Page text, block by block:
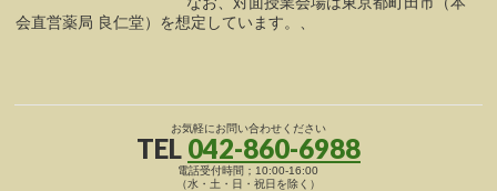
会直営薬局 良仁堂）を想定しています。、
お気軽にお問い合わせください
TEL 042-860-6988
電話受付時間；10:00-16:00
（水・土・日・祝日を除く）